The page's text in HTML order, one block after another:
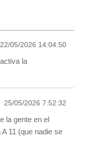
22/05/2026 14:04:50
la
25/05/2026 7:52:32
la gente en el
11 (que nadie se